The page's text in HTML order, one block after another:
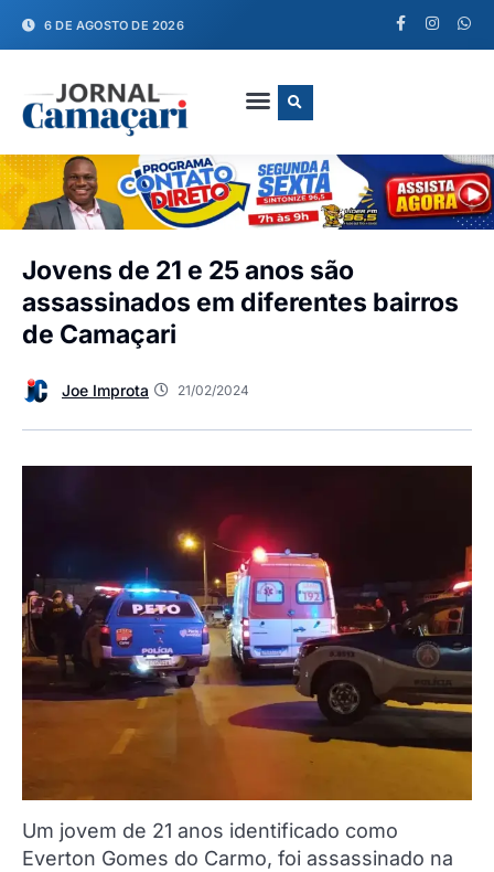
6 DE AGOSTO DE 2026
Jovens de 21 e 25 anos são
assassinados em diferentes bairros
de Camaçari
Joe Improta 21/02/2024
Um jovem de 21 anos identificado como
Everton Gomes do Carmo, foi assassinado na